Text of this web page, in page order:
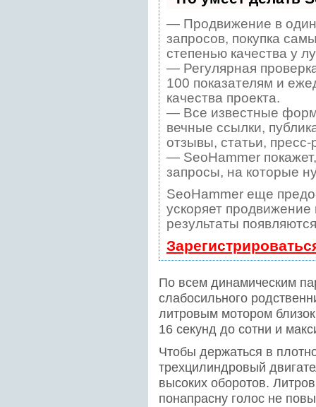
— Продвижение в один
запросов, покупка
степенью качества у
— Регулярная
100 показателям и
качества проекта.
— Все известные
вечные ссылки,
отзывы, статьи,
— SeoHammer
запросы, на которые
SeoHammer еще
ускоряет
результаты
По всем динамическим
слабосильного
литровым мотором
16 секунд до сотни и
Чтобы держаться в
трехцилиндровый
высоких оборотов.
понапрасну голос не